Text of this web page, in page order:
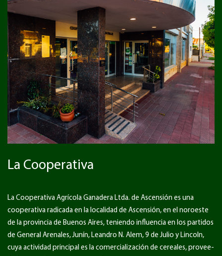
La Cooperativa
La Cooperativa Agrícola Ganadera Ltda. de Ascensión es una
cooperativa radicada en la localidad de Ascensión, en el noroeste
de la provincia de Buenos Aires, teniendo influencia en los partidos
de General Arenales, Junín, Leandro N. Alem, 9 de Julio y Lincoln,
cuya actividad principal es la comercialización de cereales, provee-